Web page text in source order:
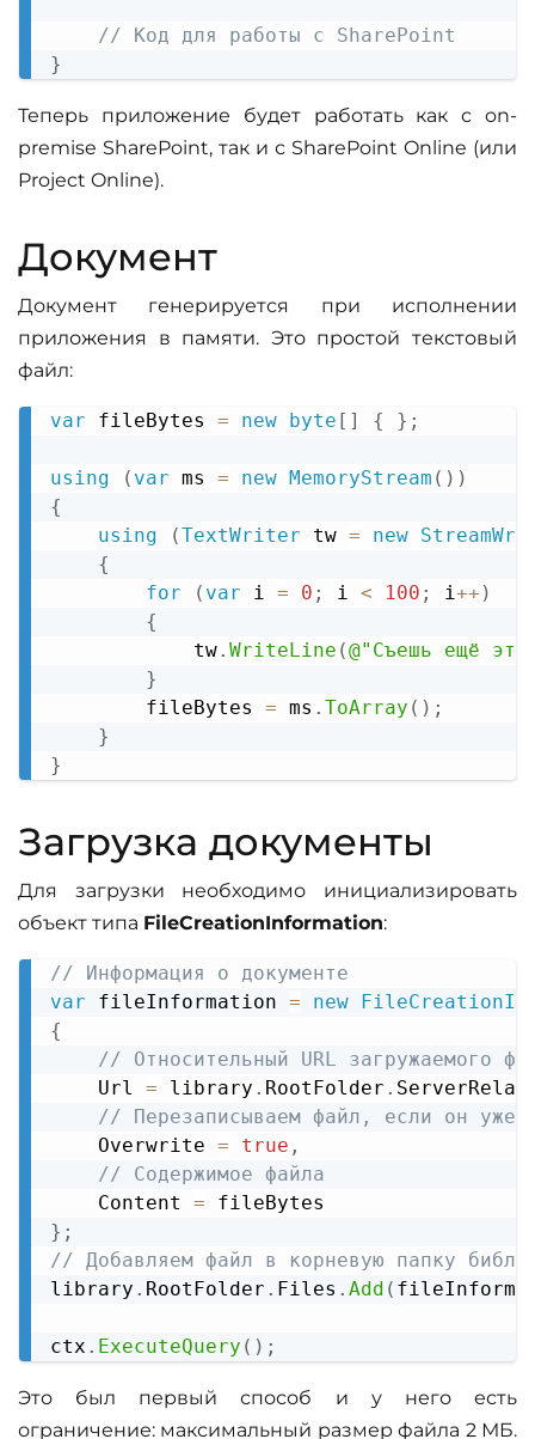
// Код для работы с SharePoint
}
Теперь приложение будет работать как с on-
premise SharePoint, так и с SharePoint Online (или
Project Online).
Документ
Документ генерируется при исполнении
приложения в памяти. Это простой текстовый
файл:
var fileBytes = new byte [ ] { } ;
using ( var ms = new MemoryStream ( ) )
{
using
(TextWriter tw = new
{
for
( var i = 0 ; i < 100 ; i++ )
{
            tw
. WriteLine (@"Съешь ещё
}
        fileBytes
= ms . ToArray ( ) ;
}
}
Загрузка документы
Для загрузки необходимо инициализировать
объект типа FileCreationInformation:
// Информация о документе
var fileInformation = new
{
// Относительный URL загружаемого
    Url
= library . RootFolder .
// Перезаписываем файл, если он уже
    Overwrite
= true ,
// Содержимое файла
    Content
=
} ;
// Добавляем файл в корневую папку
library . RootFolder . Files . Add (
ctx . ExecuteQuery ( ) ;
Это был первый способ и у него есть
ограничение: максимальный размер файла 2 МБ.